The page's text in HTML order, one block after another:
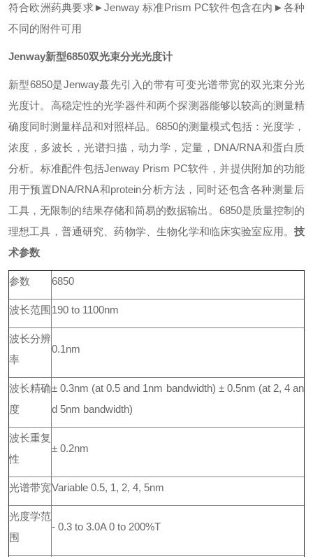
符合欧洲药典要求►Jenway标准Prism PC软件包含在内 ►各种
不同的附件可用
Jenway新型6850双光束分光光度计
新型6850是Jenway蕞先引入的带有可变光谱带宽的双光束分光
光度计。高稳定性的光学器件和两个探测器能够以较高的测量精
确度同时测量样品和对照样品。6850的测量模式包括：光度学，
浓度，多波长，光谱扫描，动力学，定量， DNA/RNA和蛋白质
分析。 标准配件包括Jenway Prism PC软件，并提供附加的功能
用于预置DNA/RNA和protein分析方法，同时还包含各种测量后
工具，无限制的结果存储和简易的数据输出。 6850是质量控制的
理想工具，普通研究、药物学、生物化学和临床实验室应用。 技
术参数
参数 6850
波长范围 190 to 1100nm
波长分辨
率
0.1nm
波长精确
度
± 0.3nm (at 0.5 and 1nm bandwidth) ± 0.5nm (at 2, 4 an
d 5nm bandwidth)
波长重复
性
± 0.2nm
光谱带宽Variable 0.5, 1, 2, 4, 5nm
光度学范
围
- 0.3 to 3.0A 0 to 200%T